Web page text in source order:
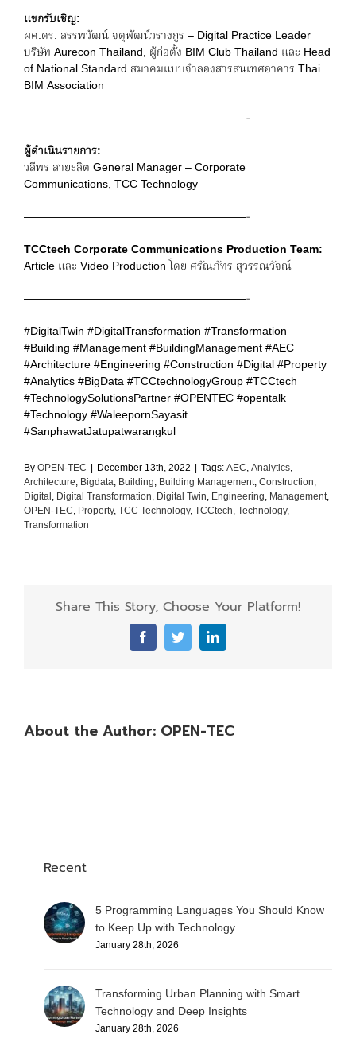
แขกรับเชิญ:
ผศ.ดร. สรรพวัฒน์ จตุพัฒน์วรางกูร – Digital Practice Leader
บริษัท Aurecon Thailand, ผู้ก่อตั้ง BIM Club Thailand และ Head
of National Standard สมาคมแบบจำลองสารสนเทศอาคาร Thai
BIM Association
————————————————————-
ผู้ดำเนินรายการ:
วลีพร สายะสิต General Manager – Corporate
Communications, TCC Technology
————————————————————-
TCCtech Corporate Communications Production Team:
Article และ Video Production โดย ศรัณภัทร สุวรรณวัจณ์
————————————————————-
#DigitalTwin #DigitalTransformation #Transformation
#Building #Management #BuildingManagement #AEC
#Architecture #Engineering #Construction #Digital #Property
#Analytics #BigData #TCCtechnologyGroup #TCCtech
#TechnologySolutionsPartner #OPENTEC #opentalk
#Technology #WaleepornSayasit
#SanphawatJatupatwarangkul
ByOPEN-TEC | December 13th, 2022 | Tags:AEC,Analytics,
Architecture, Bigdata, Building, Building Management,Construction,
Digital, Digital Transformation, Digital Twin, Engineering, Management,
OPEN-TEC, Property,TCC Technology,TCCtech,Technology,
Transformation
Share This Story, Choose Your Platform!
FacebookTwitterLinkedIn
About the Author: OPEN-TEC
Recent
5 Programming Languages You Should Know
to Keep Up with Technology
January 28th, 2026
Transforming Urban Planning with Smart
Technology and Deep Insights
January 28th, 2026